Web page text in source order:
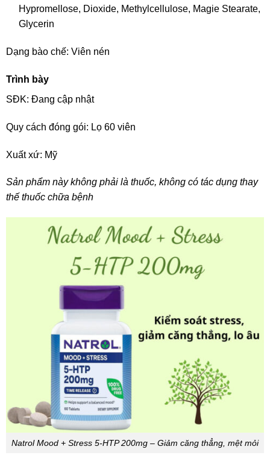
Hypromellose, Dioxide, Methylcellulose, Magie Stearate,
Glycerin
Dạng bào chế: Viên nén
Trình bày
SĐK: Đang cập nhật
Quy cách đóng gói: Lọ 60 viên
Xuất xứ: Mỹ
Sản phẩm này không phải là thuốc, không có tác dụng thay
thế thuốc chữa bệnh
Natrol Mood + Stress 5-HTP 200mg – Giảm căng thẳng, mệt mỏi